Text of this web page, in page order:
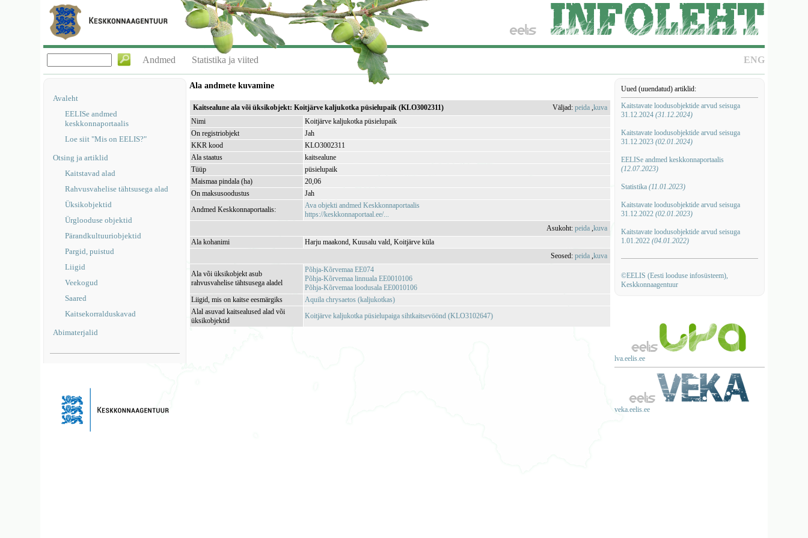
ENG
Andmed Statistika ja viited
Avaleht
EELISe andmed
keskkonnaportaalis
Loe siit "Mis on EELIS?"
Otsing ja artiklid
Kaitstavad alad
Rahvusvahelise tähtsusega alad
Üksikobjektid
Ürglooduse objektid
Pärandkultuuriobjektid
Pargid, puistud
Liigid
Veekogud
Saared
Kaitsekorralduskavad
Abimaterjalid
Uued (uuendatud) artiklid:
Kaitstavate loodusobjektide arvud seisuga
31.12.2024 (31.12.2024)
Kaitstavate loodusobjektide arvud seisuga
31.12.2023 (02.01.2024)
EELISe andmed keskkonnaportaalis
(12.07.2023)
Statistika (11.01.2023)
Kaitstavate loodusobjektide arvud seisuga
31.12.2022 (02.01.2023)
Kaitstavate loodusobjektide arvud seisuga
1.01.2022 (04.01.2022)
©EELIS (Eesti looduse infosüsteem),
Keskkonnaagentuur
lva.eelis.ee
veka.eelis.ee
Ala andmete kuvamine
Kaitsealune ala või üksikobjekt: Koitjärve kaljukotka püsielupaik (KLO3002311) Väljad:peida ,kuva
Nimi
Koitjärve kaljukotka püsielupaik
On registriobjekt
Jah
KKR kood
KLO3002311
Ala staatus
kaitsealune
Tüüp
püsielupaik
Maismaa pindala (ha)
20,06
On maksusoodustus
Jah
Andmed Keskkonnaportaalis:
Ava objekti andmed Keskkonnaportaalis
https://keskkonnaportaal.ee/...
Asukoht:peida ,kuva
Ala kohanimi
Harju maakond, Kuusalu vald, Koitjärve küla
Seosed:peida ,kuva
Ala või üksikobjekt asub
rahvusvahelise tähtsusega aladel
Põhja-Kõrvemaa EE074
Põhja-Kõrvemaa linnuala EE0010106
Põhja-Kõrvemaa loodusala EE0010106
Liigid, mis on kaitse eesmärgiks
Aquila chrysaetos (kaljukotkas)
Alal asuvad kaitsealused alad või
üksikobjektid
Koitjärve kaljukotka püsielupaiga sihtkaitsevöönd (KLO3102647)